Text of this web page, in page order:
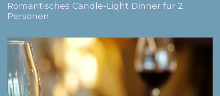
Romantisches Candle-Light Dinner für 2
Personen